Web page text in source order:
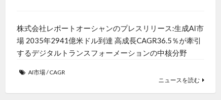
株式会社レポートオーシャンのプレスリリース:生成AI市
場 2035年2941億米ドル到達 高成長CAGR36.5％が牽引
するデジタルトランスフォーメーションの中核分野
AI市場/CAGR
ニュースを読む